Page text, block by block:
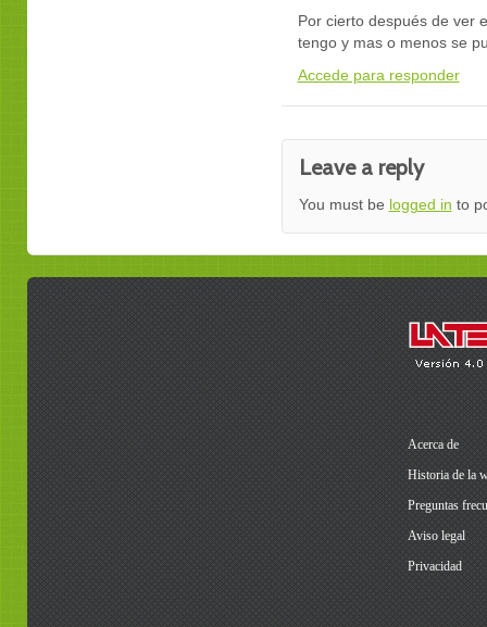
Por cierto después de ver
tengo y mas o menos se
Accede para responder
Leave a reply
You must be logged in to
Acerca de
Historia de la
Preguntas
Aviso legal
Privacidad